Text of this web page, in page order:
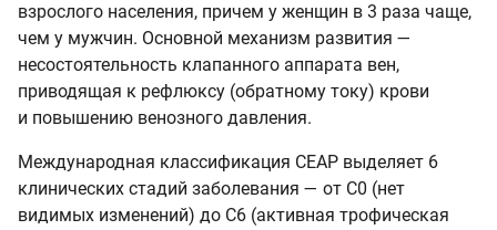
взрослого населения, причем у женщин в 3 раза чаще,
чем у мужчин. Основной механизм развития —
несостоятельность клапанного аппарата вен,
приводящая к рефлюксу (обратному току) крови
и повышению венозного давления.
Международная классификация CEAP выделяет 6
клинических стадий заболевания — от C0 (нет
видимых изменений) до C6 (активная трофическая